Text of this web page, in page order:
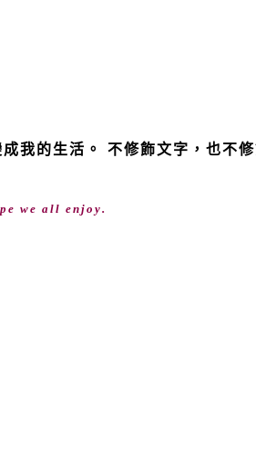
我的生活。 不修飾文字，也不
we all enjoy.